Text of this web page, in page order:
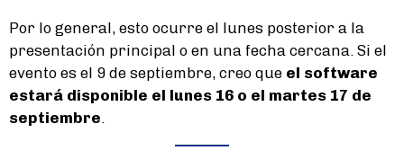
Por lo general, esto ocurre el lunes posterior a la
presentación principal o en una fecha cercana. Si el
evento es el 9 de septiembre, creo que el software
estará disponible el lunes 16 o el martes 17 de
septiembre